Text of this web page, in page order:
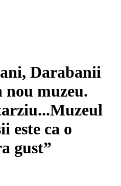
Darabanii
nou muzeu.
este ca o
gust”